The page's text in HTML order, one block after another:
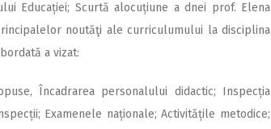
Educației; Scurtă alocuțiune a dnei prof. Elena
noutăţi ale curriculumului la disciplina
a vizat:
Încadrarea personalului didactic; Inspecția
Examenele na­ționale; Activitățile metodice;